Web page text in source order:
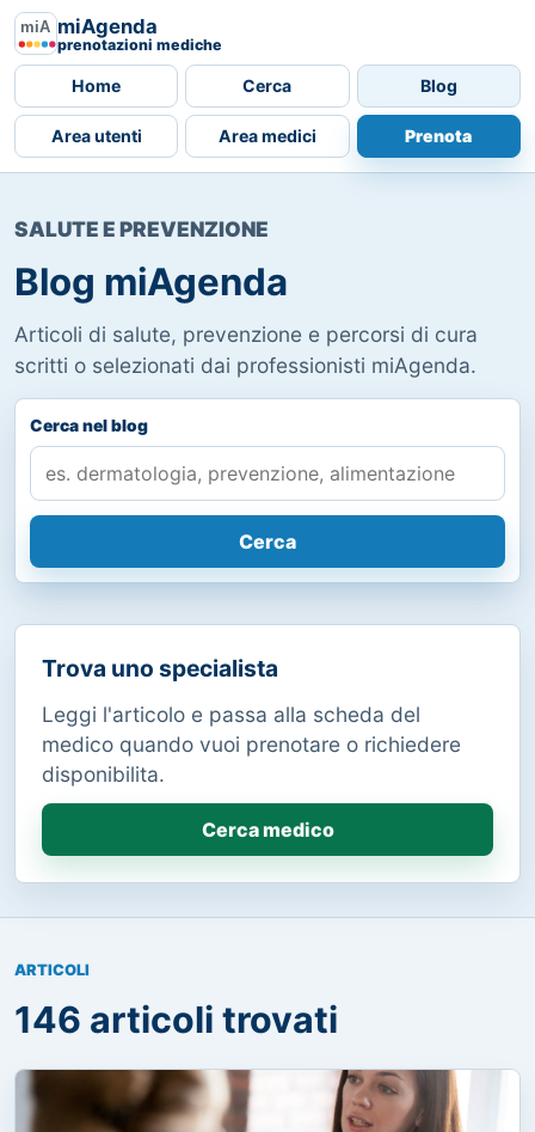
miAgenda
prenotazioni mediche
Home Cerca Blog
Area utenti Area medici Prenota
SALUTE E PREVENZIONE
Blog miAgenda
Articoli di salute, prevenzione e percorsi di cura
scritti o selezionati dai professionisti miAgenda.
Cerca nel blog
Cerca
Trova uno specialista
Leggi l'articolo e passa alla scheda del
medico quando vuoi prenotare o richiedere
disponibilita.
Cerca medico
ARTICOLI
146 articoli trovati